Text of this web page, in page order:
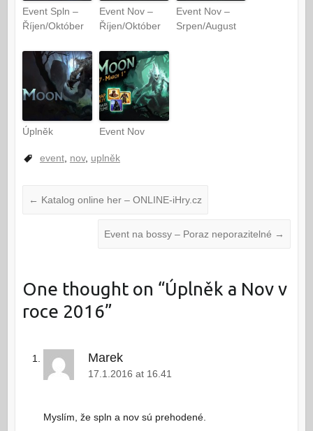
Event Spln –
Říjen/Október
Event Nov –
Říjen/Október
Event Nov –
Srpen/August
Úplněk Event Nov
event, nov, uplněk
← Katalog online her – ONLINE-iHry.cz
Event na bossy – Poraz neporazitelné →
One thought on “Úplněk a Nov v
roce 2016”
Marek
17.1.2016 at 16.41
Myslím, že spln a nov sú prehodené.